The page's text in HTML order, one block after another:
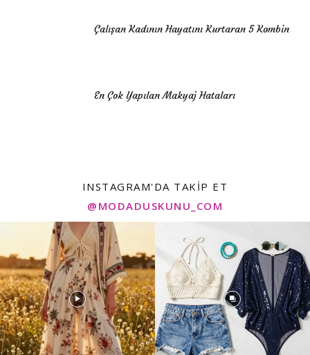
Çalışan Kadının Hayatını Kurtaran 5 Kombin
En Çok Yapılan Makyaj Hataları
INSTAGRAM'DA TAKIP ET
@MODADUSKUNU_COM